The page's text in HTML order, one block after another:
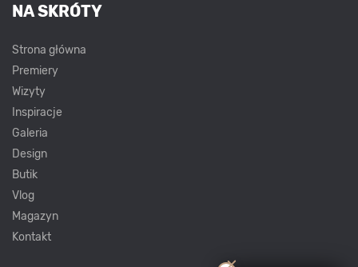
NA SKRÓTY
Strona główna
Premiery
Wizyty
Inspiracje
Galeria
Design
Butik
Vlog
Magazyn
Kontakt